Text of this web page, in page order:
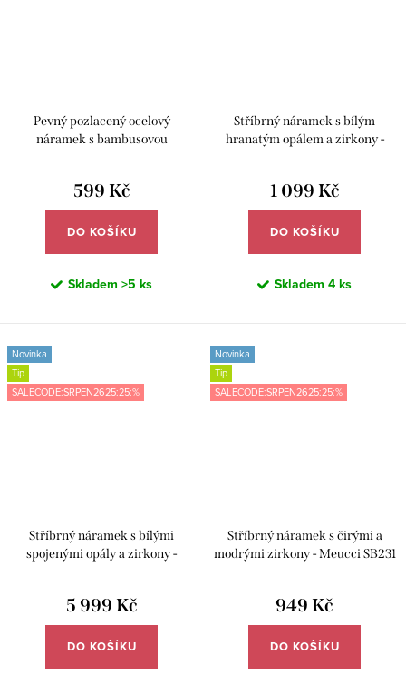
Pevný pozlacený ocelový
náramek s bambusovou
599 Kč
DO KOŠÍKU
Skladem >5 ks
Stříbrný náramek s bílým
hranatým opálem a zirkony -
1 099 Kč
DO KOŠÍKU
Skladem 4 ks
Novinka
Tip
SALECODE:SRPEN2625:25:%
Stříbrný náramek s bílými
spojenými opály a zirkony -
5 999 Kč
DO KOŠÍKU
Novinka
Tip
SALECODE:SRPEN2625:25:%
Stříbrný náramek s čirými a
modrými zirkony - Meucci SB231
949 Kč
DO KOŠÍKU